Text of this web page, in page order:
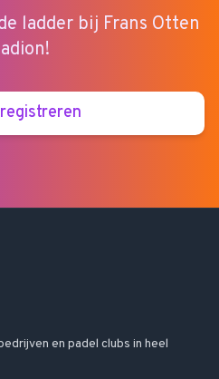
ladder bij Frans Otten
!
en padel clubs in heel